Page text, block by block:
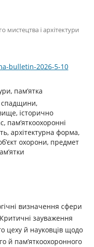
мистецтва і архітектури
bulletin-2026-5-10
пам’ятка
спадщини,
історично
пам’яткоохоронні
архітектурна форма,
охорони, предмет
визначення сфери
зауваження
цеху й науковців щодо
й пам’яткоохоронного